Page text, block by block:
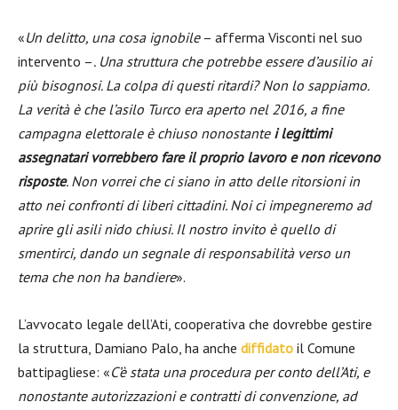
«Un delitto, una cosa ignobile– afferma Visconti nel suo
intervento –. Una struttura che potrebbe essere d’ausilio ai
più bisognosi. La colpa di questi ritardi? Non lo sappiamo.
La verità è che l’asilo Turco era aperto nel 2016, a fine
campagna elettorale è chiuso nonostante i legittimi
assegnatari vorrebbero fare il proprio lavoro e non ricevono
risposte. Non vorrei che ci siano in atto delle ritorsioni in
atto nei confronti di liberi cittadini. Noi ci impegneremo ad
aprire gli asili nido chiusi. Il nostro invito è quello di
smentirci, dando un segnale di responsabilità verso un
tema che non ha bandiere».
L’avvocato legale dell’Ati, cooperativa che dovrebbe gestire
la struttura, Damiano Palo, ha anche diffidato il Comune
battipagliese: «C’è stata una procedura per conto dell’Ati, e
nonostante autorizzazioni e contratti di convenzione, ad